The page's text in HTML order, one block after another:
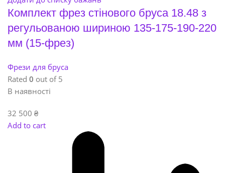
Комплект фрез стінового бруса 18.48 з
регульованою шириною 135-175-190-220
мм (15-фрез)
Фрези для бруса
Rated 0 out of 5
В наявності
32 500 ₴
Add to cart